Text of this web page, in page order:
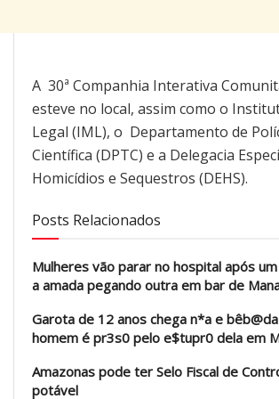
A 30ª Companhia Interativa
esteve no local, assim como o
Legal (IML), o Departamento de
Científica (DPTC) e a Delegacia
Homicídios e Sequestros (DEHS).
Posts Relacionados
Mulheres vão parar no hospital após
a amada pegando outra em bar de
Garota de 12 anos chega n*a e
homem é pr3s0 pelo e$tupr0 dela em
Amazonas pode ter Selo Fiscal de
potável